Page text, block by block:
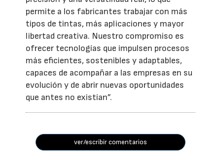
permite a los fabricantes trabajar con más
tipos de tintas, más aplicaciones y mayor
libertad creativa. Nuestro compromiso es
ofrecer tecnologías que impulsen procesos
más eficientes, sostenibles y adaptables,
capaces de acompañar a las empresas en su
evolución y de abrir nuevas oportunidades
que antes no existían”.
ver/escribir comentarios